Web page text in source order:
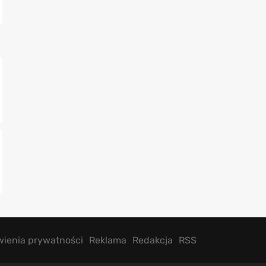
prywatności Reklama Redakcja RSS